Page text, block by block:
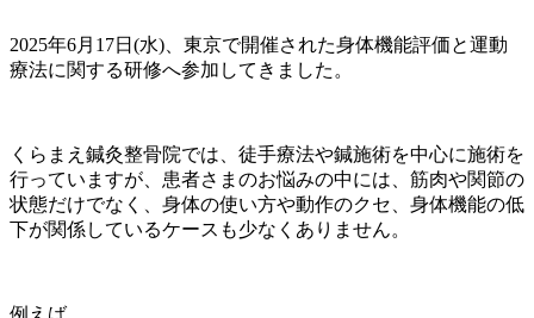
2025年6月17日(水)、東京で開催された身体機能評価と運動
療法に関する研修へ参加してきました。
くらまえ鍼灸整骨院では、徒手療法や鍼施術を中心に施術を
行っていますが、患者さまのお悩みの中には、筋肉や関節の
状態だけでなく、身体の使い方や動作のクセ、身体機能の低
下が関係しているケースも少なくありません。
例えば、